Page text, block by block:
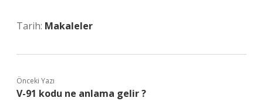
Tarih: Makaleler
Önceki Yazı
V-91 kodu ne anlama gelir ?